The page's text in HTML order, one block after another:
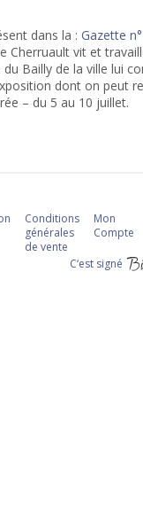
dans la : Gazette
Cherruault vit et
du Bailly de la ville lui
dont on peut
– du 5 au 10 juillet.
Conditions
générales
de vente
Mon
Compte
C‘est signé